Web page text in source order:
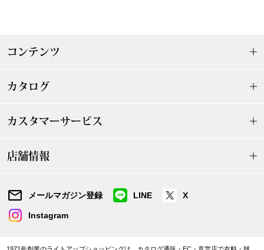
カンタベリー
おすすめ特集
コンテンツ
カタログ
カスタマーサービス
店舗情報
メールマガジン登録 LINE X
Instagram